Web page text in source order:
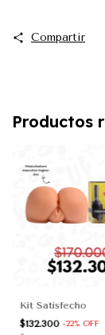
Compartir
Productos
Kit Satisfecho
$132.300-22%OFF